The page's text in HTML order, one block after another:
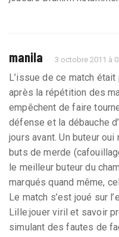
manila 3 octobre 2011 à
L’issue de ce match était
après la répétition des
empêchent de faire
défense et la débauche
jours avant. Un buteur
buts de merde
le meilleur buteur du
marqués quand même,
Le match s’est joué sur
Lille:jouer viril et savoir
simulant des fautes de